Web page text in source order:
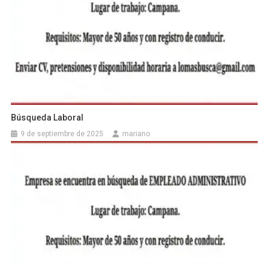
Búsqueda Laboral
9 de septiembre de 2025 mariano